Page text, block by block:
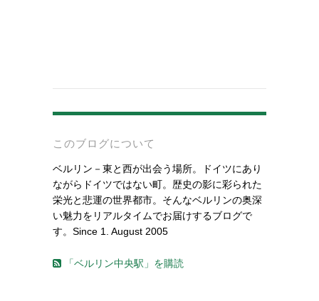
-
このブログについて
ベルリン－東と西が出会う場所。ドイツにあり
ながらドイツではない町。歴史の影に彩られた
栄光と悲運の世界都市。そんなベルリンの奥深
い魅力をリアルタイムでお届けするブログで
す。Since 1. August 2005
「ベルリン中央駅」を購読